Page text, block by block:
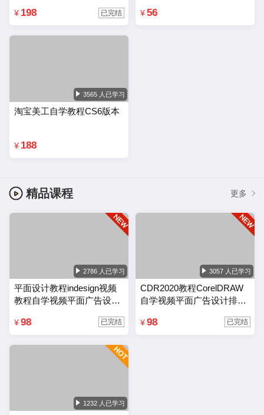
¥ 198 已完结 ¥ 56
3565 人已学习
淘宝美工自学教程CS6版本
¥ 188
精品课程 更多
2786 人已学习
平面设计教程indesign视频
教程自学视频平面广告设计
¥ 98 已完结
3057 人已学习
CDR2020教程CorelDRAW
自学视频平面广告设计排版
¥ 98 已完结
1232 人已学习